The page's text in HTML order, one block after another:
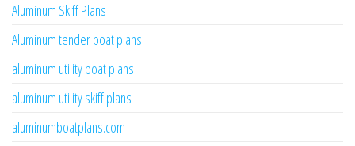
Aluminum Skiff Plans
Aluminum tender boat plans
aluminum utility boat plans
aluminum utility skiff plans
aluminumboatplans.com